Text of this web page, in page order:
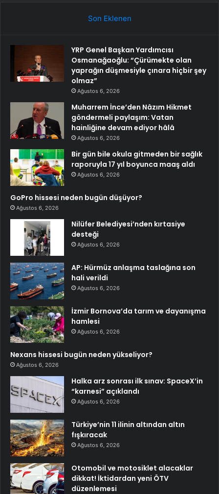
Son Eklenen
YRP Genel Başkan Yardımcısı
Osmanağaoğlu: “Çürümekte olan
yaprağın düşmesiyle çınara hiçbir şey
olmaz”
Ağustos 6, 2026
Muharrem İnce’den Nâzım Hikmet
göndermeli paylaşım: Vatan
hainliğine devam ediyor hâlâ
Ağustos 6, 2026
Bir gün bile okula gitmeden bir sağlık
raporuyla 17 yıl boyunca maaş aldı
Ağustos 6, 2026
GoPro hissesi neden bugün düşüyor?
Ağustos 6, 2026
Nilüfer Belediyesi’nden kırtasiye
desteği
Ağustos 6, 2026
AP: Hürmüz anlaşma taslağına son
hali verildi
Ağustos 6, 2026
İzmir Bornova’da tarım ve dayanışma
hamlesi
Ağustos 6, 2026
Nexans hissesi bugün neden yükseliyor?
Ağustos 6, 2026
Halka arz sonrası ilk sınav: SpaceX’in
“karnesi” açıklandı
Ağustos 6, 2026
Türkiye’nin 11 ilinin altından altın
fışkıracak
Ağustos 6, 2026
Otomobil ve motosiklet alacaklar
dikkat! İktidardan yeni ÖTV
düzenlemesi